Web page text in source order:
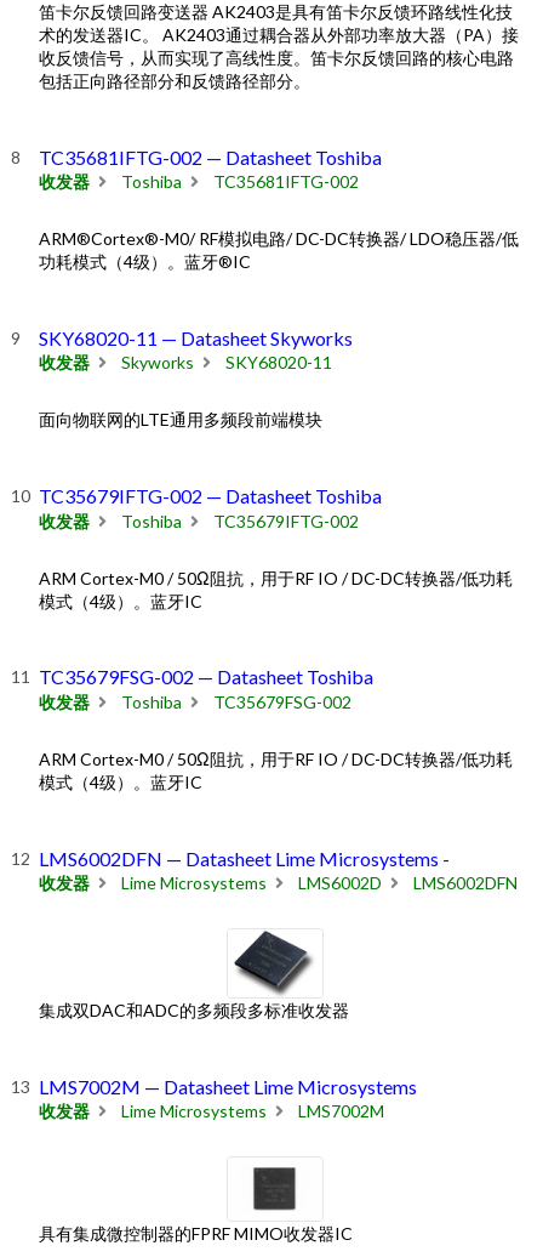
笛卡尔反馈回路变送器 AK2403是具有笛卡尔反馈环路线性化技
术的发送器IC。 AK2403通过耦合器从外部功率放大器（PA）接
收反馈信号，从而实现了高线性度。笛卡尔反馈回路的核心电路
包括正向路径部分和反馈路径部分。
TC35681IFTG-002 — Datasheet Toshiba
收发器 Toshiba TC35681IFTG-002
ARM®Cortex®-M0/ RF模拟电路/ DC-DC转换器/ LDO稳压器/低
功耗模式（4级）。蓝牙®IC
SKY68020-11 — Datasheet Skyworks
收发器 Skyworks SKY68020-11
面向物联网的LTE通用多频段前端模块
TC35679IFTG-002 — Datasheet Toshiba
收发器 Toshiba TC35679IFTG-002
ARM Cortex-M0 / 50Ω阻抗，用于RF IO / DC-DC转换器/低功耗
模式（4级）。蓝牙IC
TC35679FSG-002 — Datasheet Toshiba
收发器 Toshiba TC35679FSG-002
ARM Cortex-M0 / 50Ω阻抗，用于RF IO / DC-DC转换器/低功耗
模式（4级）。蓝牙IC
LMS6002DFN — Datasheet Lime Microsystems -
收发器 Lime Microsystems LMS6002D LMS6002DFN
集成双DAC和ADC的多频段多标准收发器
LMS7002M — Datasheet Lime Microsystems
收发器 Lime Microsystems LMS7002M
具有集成微控制器的FPRF MIMO收发器IC